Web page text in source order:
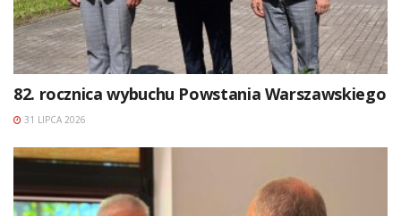
82. rocznica wybuchu Powstania Warszawskiego
31 LIPCA 2026